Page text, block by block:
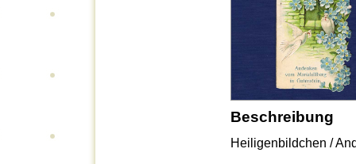
Beschreibung
Heiligenbildchen /